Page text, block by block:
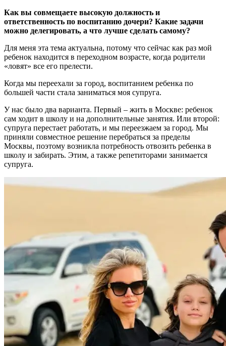
Как вы совмещаете высокую должность и
ответственность по воспитанию дочери? Какие задачи
можно делегировать, а что лучше сделать самому?
Для меня эта тема актуальна, потому что сейчас как раз мой
ребенок находится в переходном возрасте, когда родители
«ловят» все его прелести.
Когда мы переехали за город, воспитанием ребенка по
большей части стала заниматься моя супруга.
У нас было два варианта. Первый – жить в Москве: ребенок
сам ходит в школу и на дополнительные занятия. Или второй:
супруга перестает работать, и мы переезжаем за город. Мы
приняли совместное решение перебраться за пределы
Москвы, поэтому возникла потребность отвозить ребенка в
школу и забирать. Этим, а также репетиторами занимается
супруга.